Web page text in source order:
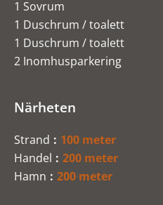
1 Sovrum
1 Duschrum / toalett
1 Duschrum / toalett
2 Inomhusparkering
Närheten
Strand
100 meter
Handel
200 meter
Hamn
200 meter